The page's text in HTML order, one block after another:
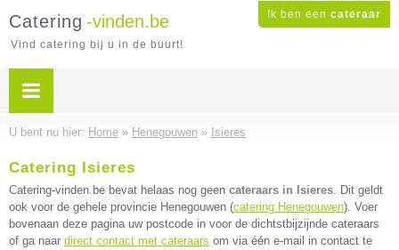
Ik ben een cateraar
Catering -vinden.be
Vind catering bij u in de buurt!
U bent nu hier: Home » Henegouwen » Isieres
Catering Isieres
Catering-vinden.be bevat helaas nog geen cateraars in Isieres. Dit geldt
ook voor de gehele provincie Henegouwen (catering Henegouwen). Voer
bovenaan deze pagina uw postcode in voor de dichtstbijzijnde cateraars
of ga naar direct contact met cateraars om via één e-mail in contact te